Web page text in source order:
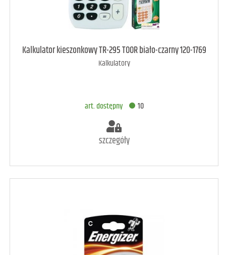
art. dostępny 8
Kalkulator kieszonkowy TR-295 TOOR biało-czarny 120-1769
Kalkulatory
art. dostępny 10
szczegóły